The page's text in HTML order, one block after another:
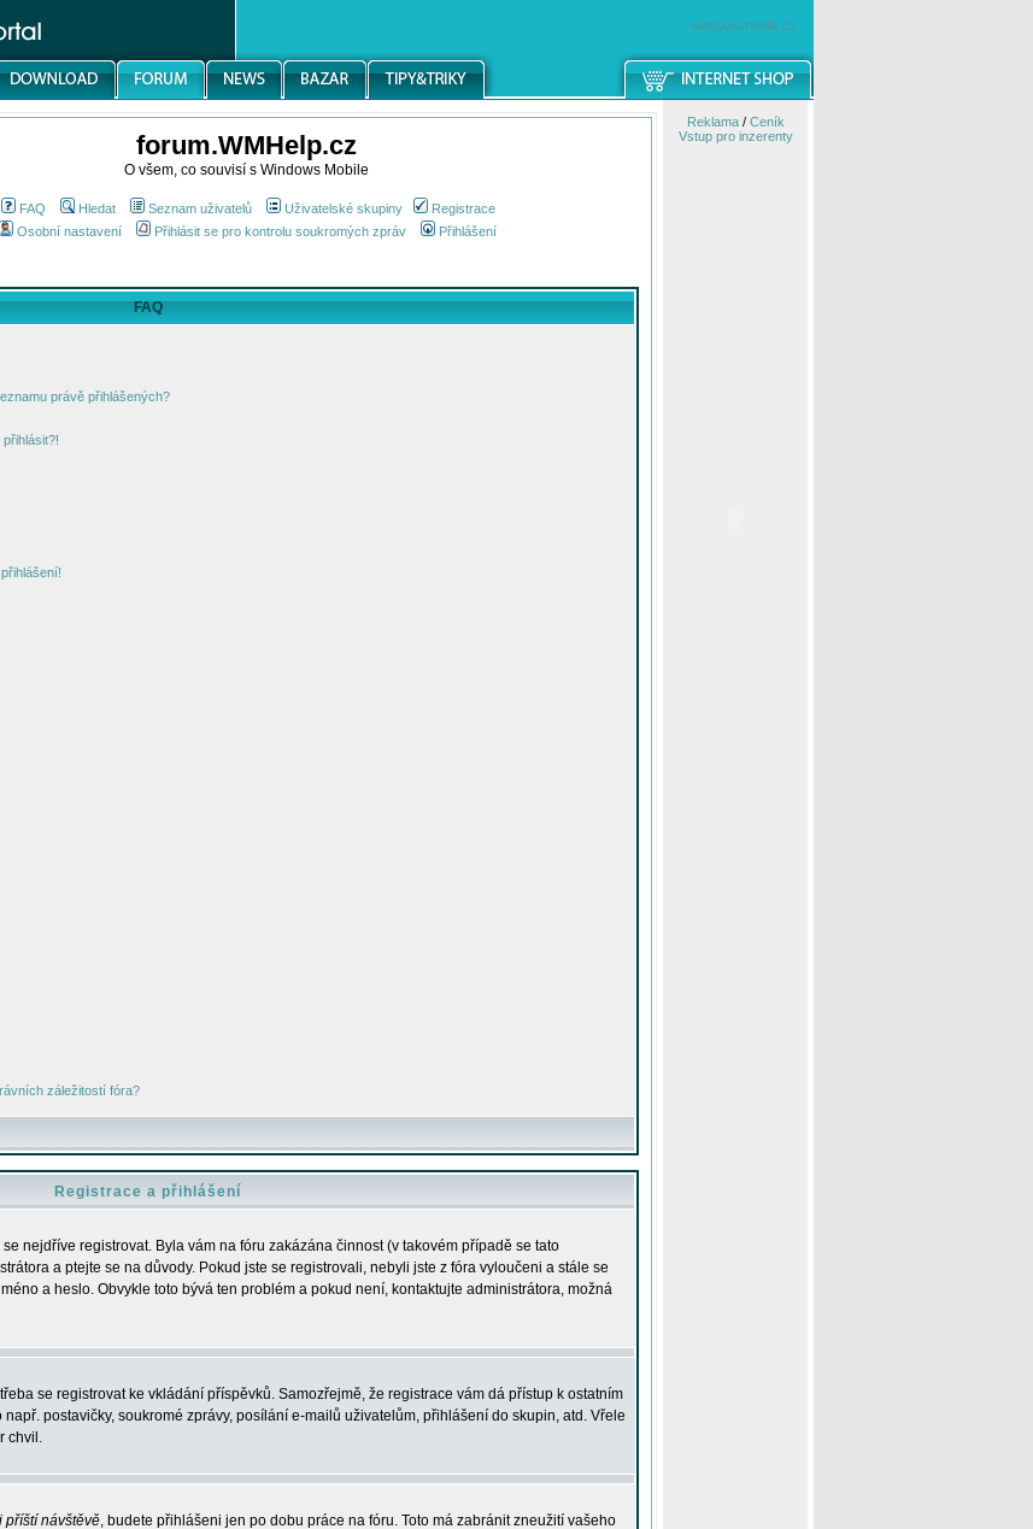
windowsmobile.cz
forum.WMHelp.cz
O všem, co souvisí s Windows Mobile
FAQ Hledat Seznam uživatelů Uživatelské skupiny
Registrace
Osobní nastavení
Přihlásit se pro kontrolu soukromých zpráv Přihlášení
FAQ
právě přihlášených?
záležitostí fóra?
Registrace a přihlášení
nejdříve registrovat. Byla vám na fóru zakázána činnost (v takovém případě se tato
a ptejte se na důvody. Pokud jste se registrovali, nebyli jste z fóra vyloučeni a stále se
a heslo. Obvykle toto bývá ten problém a pokud není, kontaktujte administrátora, možná
se registrovat ke vkládání příspěvků. Samozřejmě, že registrace vám dá přístup k ostatním
postavičky, soukromé zprávy, posílání e-mailů uživatelům, přihlášení do skupin, atd. Vřele
chvil.
příští návštěvě, budete přihlášeni jen po dobu práce na fóru. Toto má zabránit zneužití vašeho
Reklama/ Ceník
Vstup pro inzerenty